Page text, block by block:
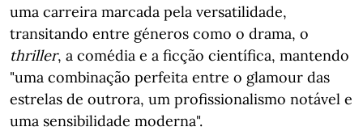
uma carreira marcada pela versatilidade,
transitando entre géneros como o drama, o
thriller, a comédia e a ficção científica, mantendo
"uma combinação perfeita entre o glamour das
estrelas de outrora, um profissionalismo notável e
uma sensibilidade moderna".